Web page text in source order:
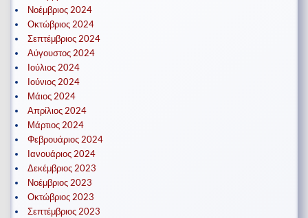
Νοέμβριος 2024
Οκτώβριος 2024
Σεπτέμβριος 2024
Αύγουστος 2024
Ιούλιος 2024
Ιούνιος 2024
Μάιος 2024
Απρίλιος 2024
Μάρτιος 2024
Φεβρουάριος 2024
Ιανουάριος 2024
Δεκέμβριος 2023
Νοέμβριος 2023
Οκτώβριος 2023
Σεπτέμβριος 2023